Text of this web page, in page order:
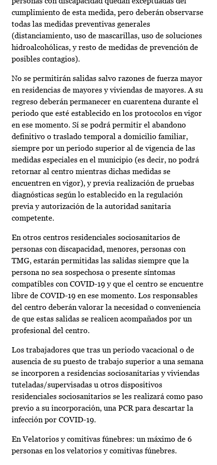
cumplimiento de esta medida, pero deberán observarse
todas las medidas preventivas generales
(distanciamiento, uso de mascarillas, uso de soluciones
hidroalcohólicas, y resto de medidas de prevención de
posibles contagios).
No se permitirán salidas salvo razones de fuerza mayor
en residencias de mayores y viviendas de mayores. A su
regreso deberán permanecer en cuarentena durante el
periodo que esté establecido en los protocolos en vigor
en ese momento. Sí se podrá permitir el abandono
definitivo o traslado temporal a domicilio familiar,
siempre por un periodo superior al de vigencia de las
medidas especiales en el municipio (es decir, no podrá
retornar al centro mientras dichas medidas se
encuentren en vigor), y previa realización de pruebas
diagnósticas según lo establecido en la regulación
previa y autorización de la autoridad sanitaria
competente.
En otros centros residenciales sociosanitarios de
personas con discapacidad, menores, personas con
TMG, estarán permitidas las salidas siempre que la
persona no sea sospechosa o presente síntomas
compatibles con COVID-19 y que el centro se encuentre
libre de COVID-19 en ese momento. Los responsables
del centro deberán valorar la necesidad o conveniencia
de que estas salidas se realicen acompañados por un
profesional del centro.
Los trabajadores que tras un periodo vacacional o de
ausencia de su puesto de trabajo superior a una semana
se incorporen a residencias sociosanitarias y viviendas
tuteladas/supervisadas u otros dispositivos
residenciales sociosanitarios se les realizará como paso
previo a su incorporación, una PCR para descartar la
infección por COVID-19.
En Velatorios y comitivas fúnebres: un máximo de 6
personas en los velatorios y comitivas fúnebres.